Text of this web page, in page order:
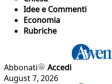
Idee e Commenti
Economia
Rubriche
Abbonati
Accedi
August 7, 2026